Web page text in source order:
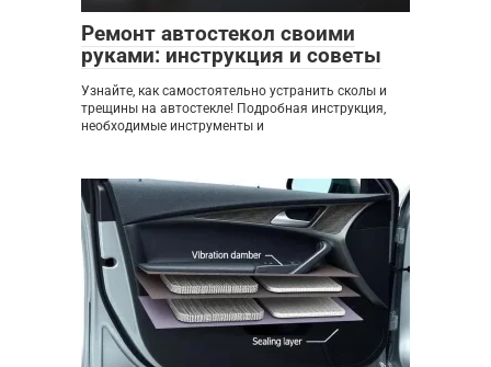
Ремонт автостекол своими
руками: инструкция и советы
Узнайте, как самостоятельно устранить сколы и
трещины на автостекле! Подробная инструкция,
необходимые инструменты и